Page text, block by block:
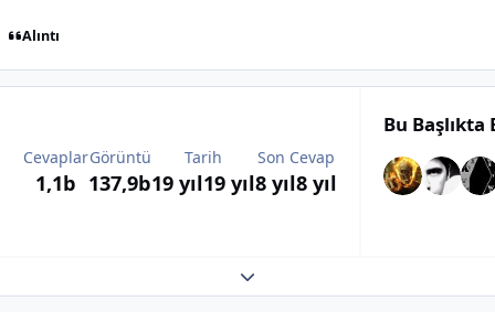
Alıntı
Cevaplar
1,1b
Görüntü
137,9b
Tarih
19 yıl19 yıl
Son Cevap
8 yıl8 yıl
Bu
Expand topic overview